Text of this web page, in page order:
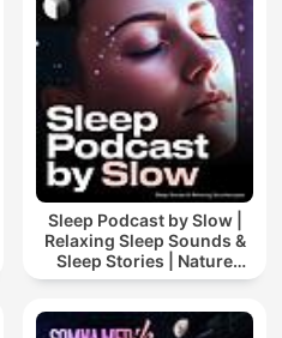
Sleep Podcast by Slow |
Relaxing Sleep Sounds &
Sleep Stories | Nature
Sound For Sleep | ASMR